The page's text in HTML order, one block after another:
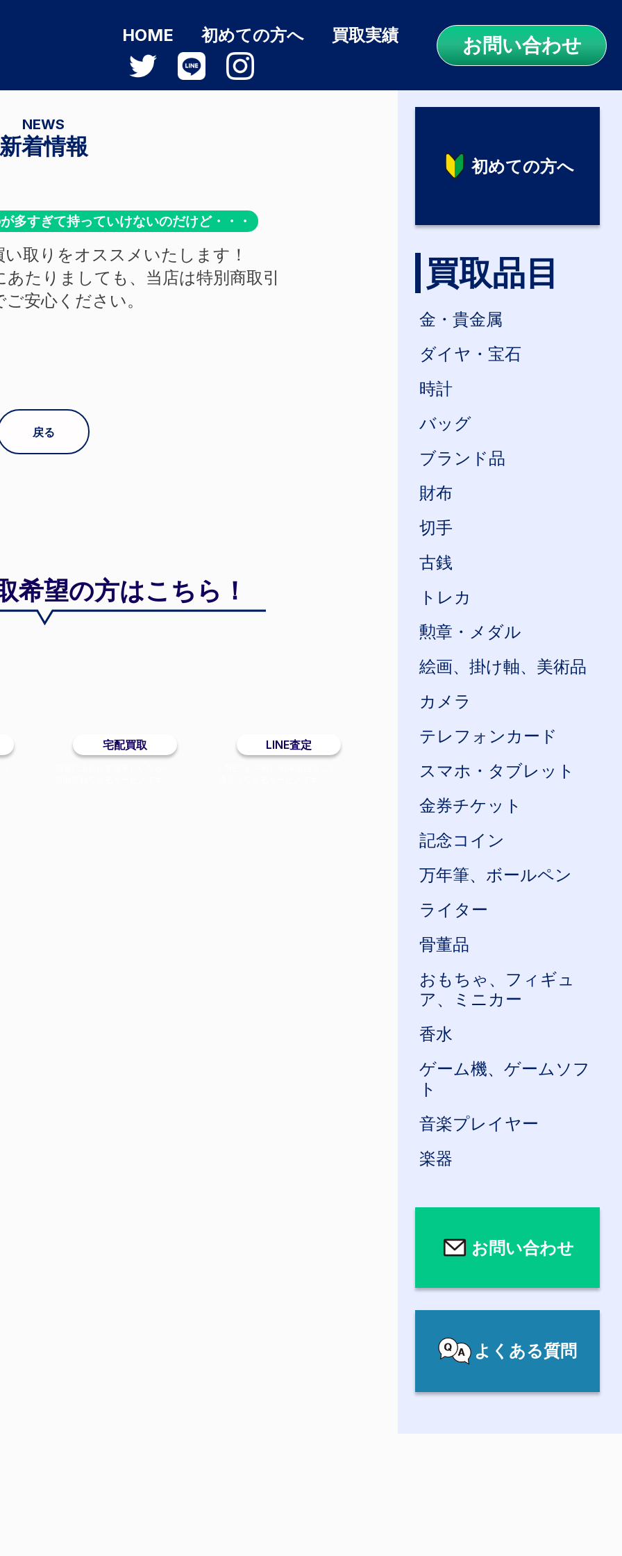
HOME 初めての方へ 買取実績 お問い合わせ
初めての方へ
買取品目
金・貴金属
ダイヤ・宝石
時計
バッグ
ブランド品
財布
切手
古銭
トレカ
勲章・メダル
絵画、掛け軸、美術品
カメラ
テレフォンカード
スマホ・タブレット
金券チケット
記念コイン
万年筆、ボールペン
ライター
骨董品
おもちゃ、フィギュ
ア、ミニカー
香水
ゲーム機、ゲームソフ
ト
音楽プレイヤー
楽器
お問い合わせ
よくある質問
NEWS
着情報
多すぎて持っていけないのだけど・・・
取りをオススメいたします！
たりましても、当店は特別商取引
安心ください。
戻る
希望の方はこちら！
宅配買取 LINE査定